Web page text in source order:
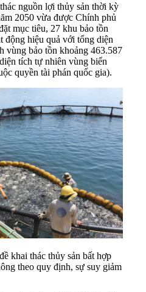
nguồn lợi thủy sản thời kỳ
2050 vừa được Chính phủ
mục tiêu, 27 khu bảo tồn
động hiệu quả với tổng diện
vùng bảo tồn khoảng 463.587
tích tự nhiên vùng biển
quyền tài phán quốc gia).
khai thác thủy sản bất hợp
theo quy định, sự suy giảm